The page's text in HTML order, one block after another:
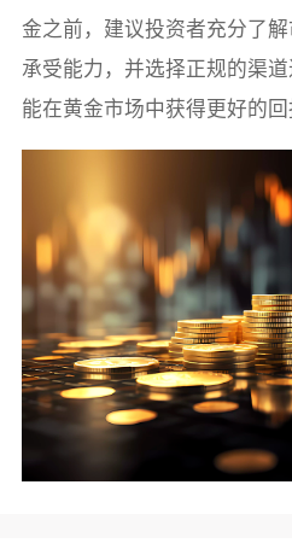
金之前，建议投资者充分了
承受能力，并选择正规的渠
能在黄金市场中获得更好的回